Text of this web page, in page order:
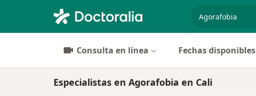
Consulta en línea Fechas disponibles
Especialistas en Agorafobia en Cali